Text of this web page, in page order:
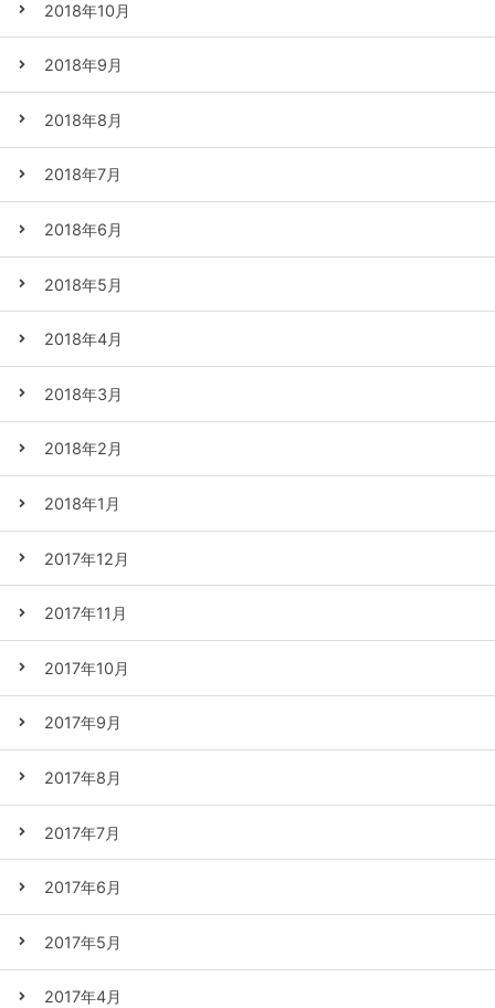
2018年10月
2018年9月
2018年8月
2018年7月
2018年6月
2018年5月
2018年4月
2018年3月
2018年2月
2018年1月
2017年12月
2017年11月
2017年10月
2017年9月
2017年8月
2017年7月
2017年6月
2017年5月
2017年4月